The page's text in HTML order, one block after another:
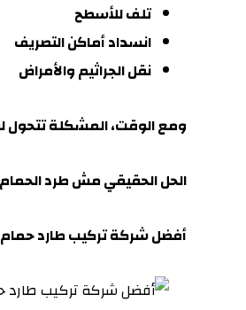
تلف للأسطح
انسداد أماكن التصريف
نقل الجراثيم والأمراض
ومع الوقت، المشكلة تتحول
الحل الحقيقي مش طرد
أفضل شركة تركيب طارد حمام